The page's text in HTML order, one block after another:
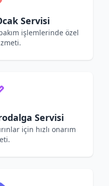
Servisi
işlemlerinde özel
Servisi
için hızlı onarım